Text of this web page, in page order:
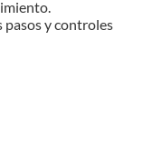
y controles